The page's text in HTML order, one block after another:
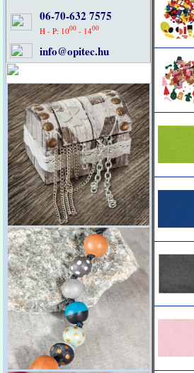
06-70-632 7575
H - P: 1000 - 1400
info@opitec.hu